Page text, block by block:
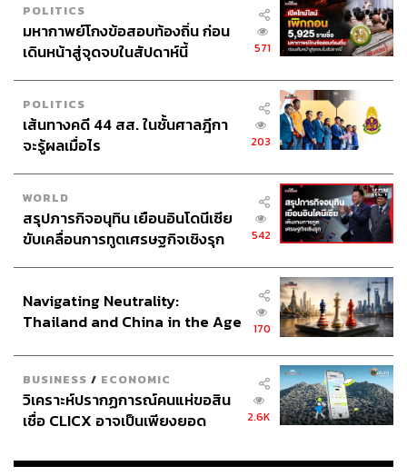
POLITICS
มหากาพย์โกงข้อสอบท้องถิ่น ก่อน
เดินหน้าสู่จุดจบในสัปดาห์นี้
571
POLITICS
เส้นทางคดี 44 สส. ในชั้นศาลฎีกา
จะรู้ผลเมื่อไร
203
WORLD
สรุปภารกิจอนุทิน เยือนอินโดนีเซีย
ขับเคลื่อนการทูตเศรษฐกิจเชิงรุก
542
Navigating Neutrality:
Thailand and China in the Age
170
BUSINESS / ECONOMIC
วิเคราะห์ปรากฏการณ์คนแห่ขอสิน
เชื่อ CLICX อาจเป็นเพียงยอด
เรือนไทยที่ถูกซุกไว้
2.6K